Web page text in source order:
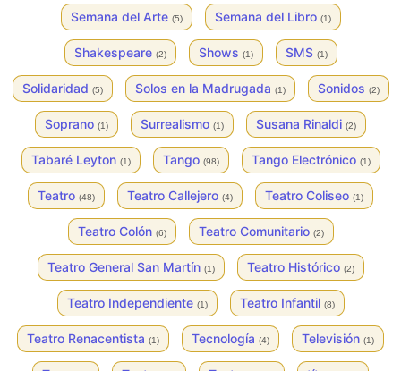
Semana del Arte (5) Semana del Libro (1)
Shakespeare (2) Shows (1) SMS (1)
Solidaridad (5) Solos en la Madrugada (1) Sonidos (2)
Soprano (1) Surrealismo (1) Susana Rinaldi (2)
Tabaré Leyton (1) Tango (98) Tango Electrónico (1)
Teatro (48) Teatro Callejero (4) Teatro Coliseo (1)
Teatro Colón (6) Teatro Comunitario (2)
Teatro General San Martín (1) Teatro Histórico (2)
Teatro Independiente (1) Teatro Infantil (8)
Teatro Renacentista (1) Tecnología (4) Televisión (1)